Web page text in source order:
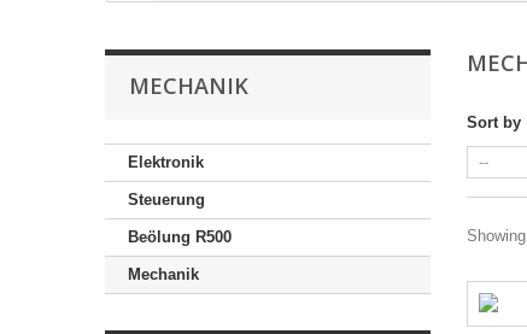
MECHANIK
Elektronik
Steuerung
Beölung R500
Mechanik
Sort by